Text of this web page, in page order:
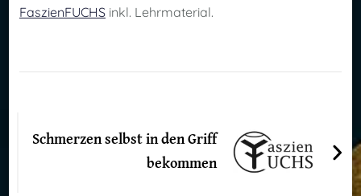
FaszienFUCHSinkl. Lehrmaterial.
Schmerzen selbst in den Griff
bekommen